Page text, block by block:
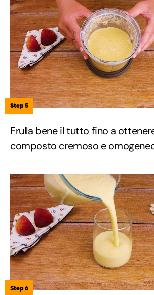
Step 5
Frulla bene il tutto fino a
composto cremoso e
Step 6